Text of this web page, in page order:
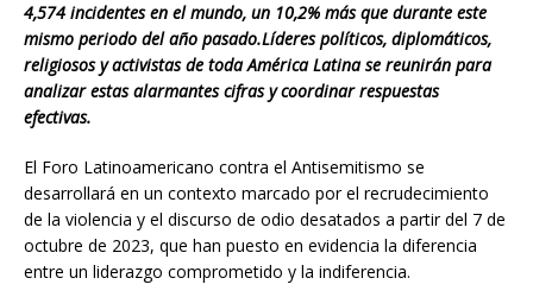
4,574 incidentes en el mundo, un 10,2% más que durante este
mismo periodo del año pasado.Líderes políticos, diplomáticos,
religiosos y activistas de toda América Latina se reunirán para
analizar estas alarmantes cifras y coordinar respuestas
efectivas.
El Foro Latinoamericano contra el Antisemitismo se
desarrollará en un contexto marcado por el recrudecimiento
de la violencia y el discurso de odio desatados a partir del 7 de
octubre de 2023, que han puesto en evidencia la diferencia
entre un liderazgo comprometido y la indiferencia.